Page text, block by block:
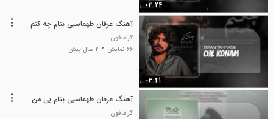
03:24
03:41
آهنگ عرفان طهماسبی بنام چه کنم
گرامافون
66 نمایش
2 سال پیش
آهنگ عرفان طهماسبی بنام بی من
گرامافون